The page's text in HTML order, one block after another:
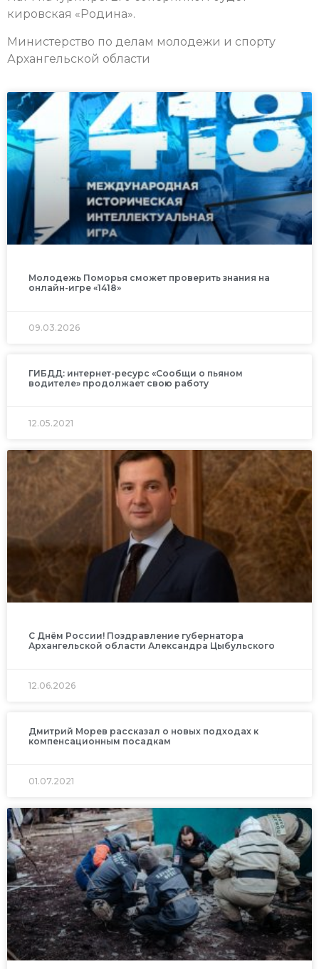
кировская «Родина».
Министерство по делам молодежи и спорту
Архангельской области
Молодежь Поморья сможет проверить знания на
онлайн-игре «1418»
09.03.2026
ГИБДД: интернет-ресурс «Сообщи о пьяном
водителе» продолжает свою работу
12.05.2021
С Днём России! Поздравление губернатора
Архангельской области Александра Цыбульского
12.06.2026
Дмитрий Морев рассказал о новых подходах к
компенсационным посадкам
01.07.2021